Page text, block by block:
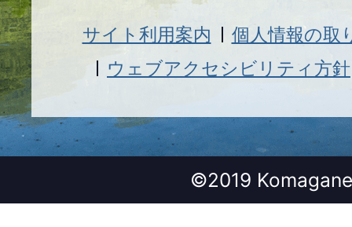
サイト利用案内
個人情報の取
ウェブアクセシビリティ方針
©2019